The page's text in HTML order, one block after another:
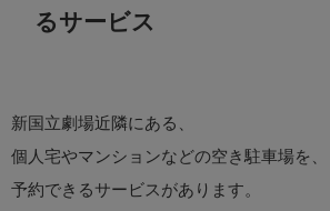
るサービス
新国立劇場近隣にある、
個人宅やマンションなどの空き駐車場を、
予約できるサービスがあります。